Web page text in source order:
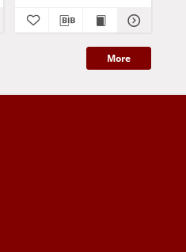
More